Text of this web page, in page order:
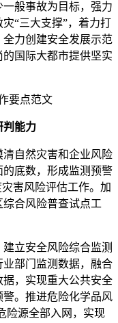
般事故为目标，强力
“三大支撑”，着力打
力创建安全发展示范
国际大都市提供坚实
能力
自然灾害和企业风险
底数，形成监测预警
害风险评估工作。加
合风险普查试点工
立安全风险综合监测
部门监测数据，融合
，实现重大公共安全
。推进危险化学品风
险源全部入网，实现